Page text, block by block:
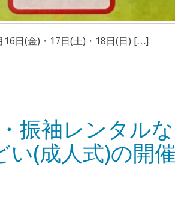
日(金)・17日(土)・18日(日) […]
振袖レンタル
い(成人式)の開